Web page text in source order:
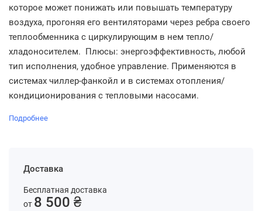
которое может понижать или повышать температуру
воздуха, прогоняя его вентиляторами через ребра своего
теплообменника с циркулирующим в нем тепло/
хладоносителем. Плюсы: энергоэффективность, любой
тип исполнения, удобное управление. Применяются в
системах чиллер-фанкойл и в системах отопления/
кондиционирования с тепловыми насосами.
Подробнее
Доставка
Бесплатная доставка
от 8 500 ₴